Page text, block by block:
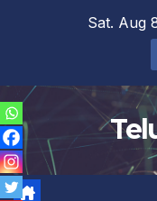
Sat. Aug